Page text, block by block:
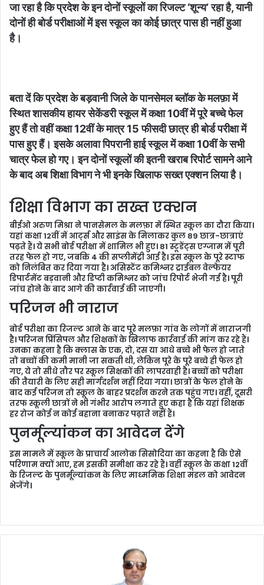
l
जा रहा है कि प्रदेश के इन दोनों स्कूलों का रिजल्ट ‘शून्य’ रहा है, यानी
दोनों ही बोर्ड परीक्षाओं में इस स्कूल का कोई छात्र पास ही नहीं हुआ
है।
बता दें कि प्रदेश के बड़वानीजिले के पानसेमल ब्लॉक के मलफ़ा में
स्थित शासकीय हायर सेकेंडरी स्कूल में कक्षा 10वीं में पूरे बच्चे फेल
हुए हैं तो वहीं कक्षा 12वीं के मात्र 15 फीसदी छात्र ही बोर्ड परीक्षा में
पास हुए हैं। इसके अलावा पिपरानी हाई स्कूल में कक्षा 10वीं के सभी
चात्र फेल हो गए। इन दोनों स्कूलों की इतनी खराब रिपोर्ट सामने आने
के बाद अब शिक्षा विभाग ने भी इनके खिलाफ सख्त एक्शन लिया है।
शिक्षा विभाग का सख्त एक्शन
बीईओ अरुण मिश्रा ने पानसेमल के मलफ़ा में स्थित स्कूल का दौरा किया।
यहां कक्षा 12वीं में आर्ट्स और साइंस के मिलाकर कुल 89 छात्र-छात्राएं
पढ़ते हैं। ये सभी बोर्ड परीक्षा में शामिल भी हुए। 81 स्टूडेंट्स एग्जाम में पूरी
तरह फेल हो गए, जबकि 4 की सप्लीमेंट्री आई है। इस स्कूल के पूरे स्टाफ
को निलंबित कर दिया गया है। असिस्टेंट कमिश्नर ट्राईबल वेल्फेयर
डिपार्टमेंट बड़वानी और डिप्टी कमिश्नर को जांच रिपोर्ट भेजी गई है। पूरी
जांच होने के बाद आगे की कार्रवाई की जाएगी।
परिजन भी नाराज
बोर्ड परीक्षा का रिजल्ट आने के बाद पूरे मलफ़ा गांव के लोगों में नाराजगी
है। परिजन प्रिंसिपल और शिक्षकों के खिलाफ कार्रवाई की मांग कर रहे हैं।
उनका कहना है कि क्लास के एक, दो, दस या आधे बच्चे भी फेल हो जाते
तो बच्चों की कमी मानी जा सकती थी, लेकिन पूरे के पूरे बच्चे ही फेल हो
गए, ये तो सीधे तौर पर स्कूल सिक्षकों की लापरवाही है। बच्चों को परीक्षा
की तैयारी के लिए सही मार्गदर्शन नहीं दिया गया। छात्रों के फेल होने के
बाद कई परिजन तो स्कूल के बाहर प्रदर्शन करने तक पहुंच गए। वहीं, दूसरी
तरफ स्कूली छात्रों ने भी गंभीर आरोप लगाते हुए कहा है कि यहां शिक्षक
हर रोज कोई न कोई बहाना बनाकर पढ़ाते नहीं हैं।
पुनर्मूल्यांकन का आवेदन देंगे
इस मामले में स्कूल के प्राचार्य आलोक सिसोदिया का कहना है कि ऐसे
परिणाम क्यों आए, हम इसकी समीक्षा कर रहे हैं। वहीं स्कूल के कक्षा 12वीं
के रिजल्ट के पुनर्मूल्यांकन के लिए माध्ममिक शिक्षा मंडल को आवेदन
भेजेंगे।